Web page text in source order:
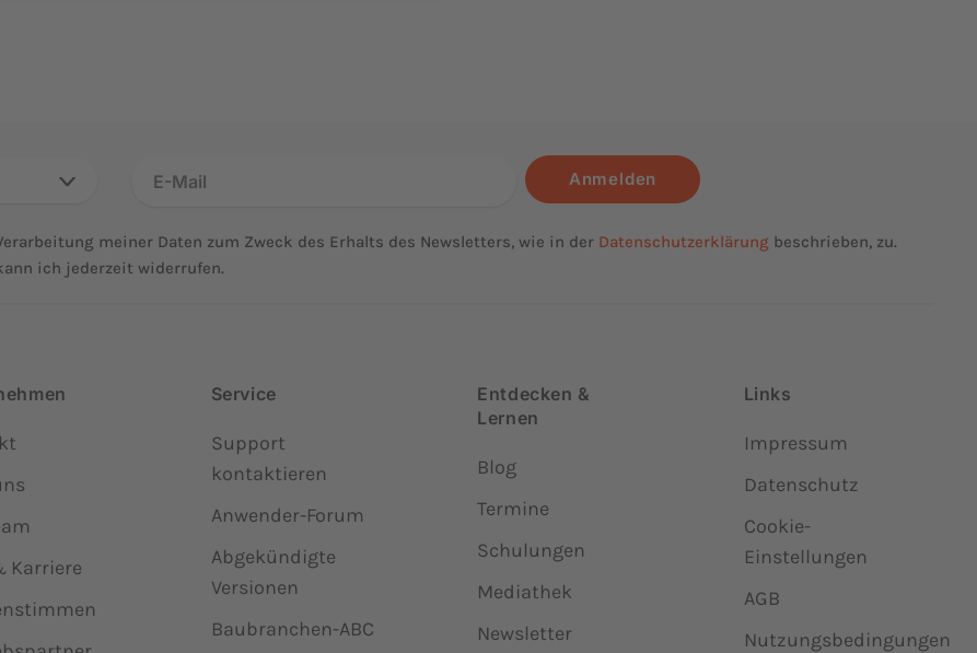
meiner Daten zum Zweck des Erhalts des Newsletters, wie in der Datenschutzerklärung beschrieben, zu.
ich jederzeit widerrufen.
Anmelden
Karriere
Service
Support
kontaktieren
Anwender-Forum
Abgekündigte
Versionen
Baubranchen-ABC
Entdecken &
Lernen
Blog
Termine
Schulungen
Mediathek
Newsletter
Links
Impressum
Datenschutz
Cookie-
Einstellungen
AGB
Nutzungsbedingungen